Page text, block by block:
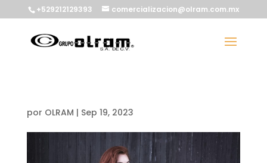
+529212129393 comercializacion@olram.com.mx
por OLRAM | Sep 19, 2023